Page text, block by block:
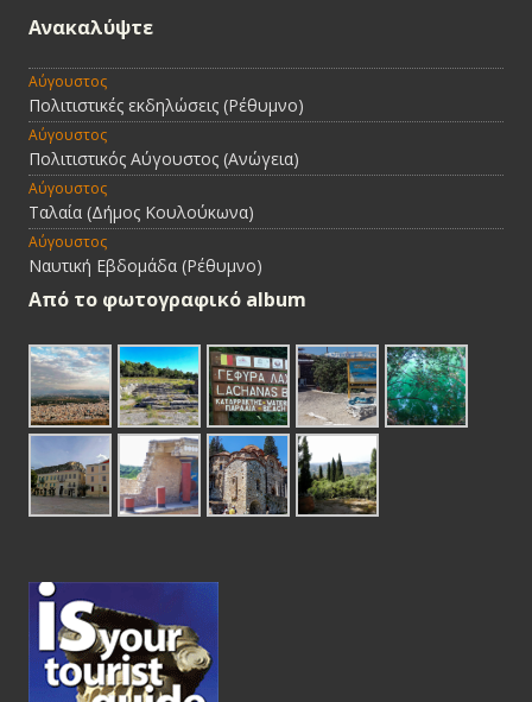
Ανακαλύψτε
Αύγουστος
Πολιτιστικές εκδηλώσεις (Ρέθυμνο)
Αύγουστος
Πολιτιστικός Αύγουστος (Ανώγεια)
Αύγουστος
Ταλαία (Δήμος Κουλούκωνα)
Αύγουστος
Ναυτική Εβδομάδα (Ρέθυμνο)
Από τo φωτογραφικό album